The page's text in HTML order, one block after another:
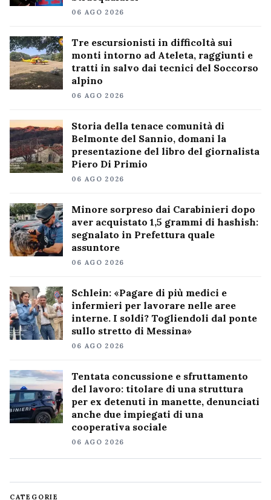
06 AGO 2026
Tre escursionisti in difficoltà sui
monti intorno ad Ateleta, raggiunti e
tratti in salvo dai tecnici del Soccorso
alpino
06 AGO 2026
Storia della tenace comunità di
Belmonte del Sannio, domani la
presentazione del libro del giornalista
Piero Di Primio
06 AGO 2026
Minore sorpreso dai Carabinieri dopo
aver acquistato 1,5 grammi di hashish:
segnalato in Prefettura quale
assuntore
06 AGO 2026
Schlein: «Pagare di più medici e
infermieri per lavorare nelle aree
interne. I soldi? Togliendoli dal ponte
sullo stretto di Messina»
06 AGO 2026
Tentata concussione e sfruttamento
del lavoro: titolare di una struttura
per ex detenuti in manette, denunciati
anche due impiegati di una
cooperativa sociale
06 AGO 2026
CATEGORIE